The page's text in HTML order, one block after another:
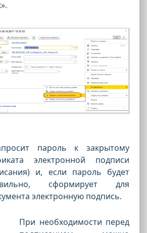
пароль к закрытому
электронной подписи
и, если пароль будет
сформирует для
электронную подпись.
При необходимости перед